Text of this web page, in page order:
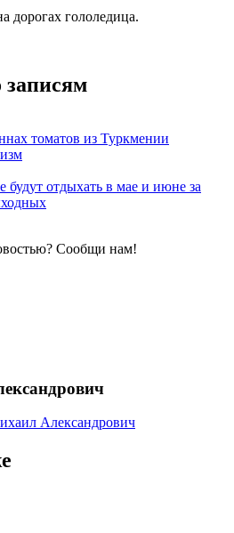
дорогах гололедица.
томатов из Туркмении
будут отдыхать в мае и июне за
Сообщи нам!
Александрович